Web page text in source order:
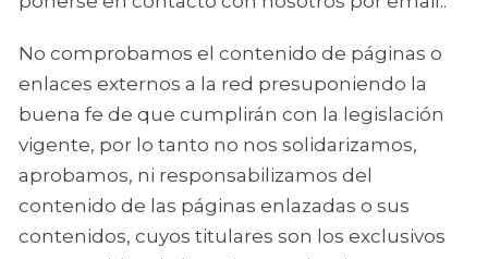
No comprobamos el contenido de páginas o
enlaces externos a la red presuponiendo la
buena fe de que cumplirán con la legislación
vigente, por lo tanto no nos solidarizamos,
aprobamos, ni responsabilizamos del
contenido de las páginas enlazadas o sus
contenidos, cuyos titulares son los exclusivos